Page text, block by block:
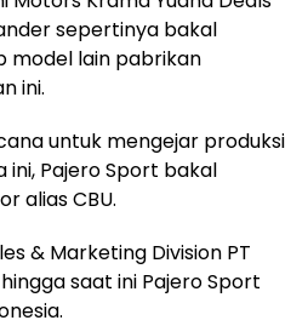
sepertinya bakal
model lain pabrikan
ini.
untuk mengejar produksi
ini, Pajero Sport bakal
alias CBU.
& Marketing Division PT
saat ini Pajero Sport